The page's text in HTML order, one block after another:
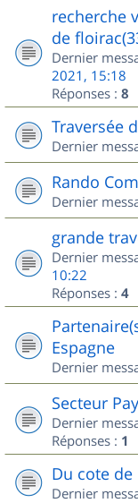
recherche
de
Dernier
2021, 15:18
Réponses : 8
Traversée
Dernier
Rando
Dernier
grande
Dernier
10:22
Réponses : 4
Espagne
Dernier
Secteur
Dernier
Réponses : 1
Du cote de
Dernier